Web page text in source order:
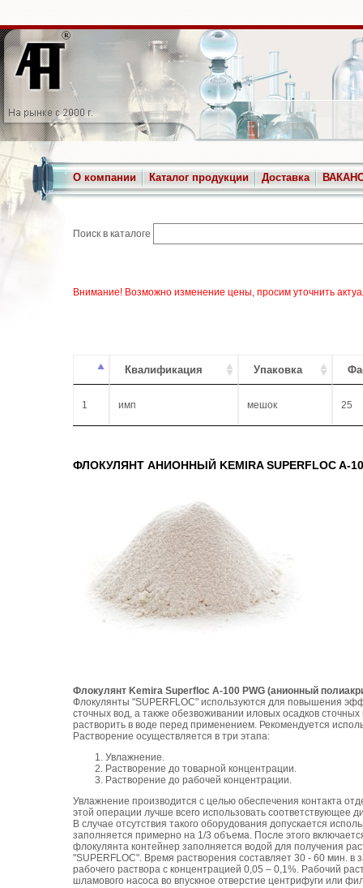
О компании Каталог продукции Доставка
Поиск в каталоге
Внимание! Возможно изменение цены, просим уточнить
Квалификация Упаковка
1 имп мешок 25
ФЛОКУЛЯНТ АНИОННЫЙ KEMIRA SUPERFLOC A-
Флокулянт Kemira Superfloc А-100 PWG (анионный
Флокулянты "SUPERFLOC" используются для повышения
сточных вод, а также обезвоживании иловых осадков
растворить в воде перед применением. Рекомендуется
Растворение осуществляется в три этапа:
Увлажнение.
Растворение до товарной концентрации.
Растворение до рабочей концентрации.
Увлажнение производится с целью обеспечения контакта
этой операции лучше всего использовать соответствующее
В случае отсутствия такого оборудования допускается
заполняется примерно на 1/3 объема. После этого
флокулянта контейнер заполняется водой для получения
"SUPERFLOC". Время растворения составляет 30 - 60 мин. в
рабочего раствора с концентрацией 0,05 – 0,1%. Рабочий
шламового насоса во впускное отверстие центрифуги или